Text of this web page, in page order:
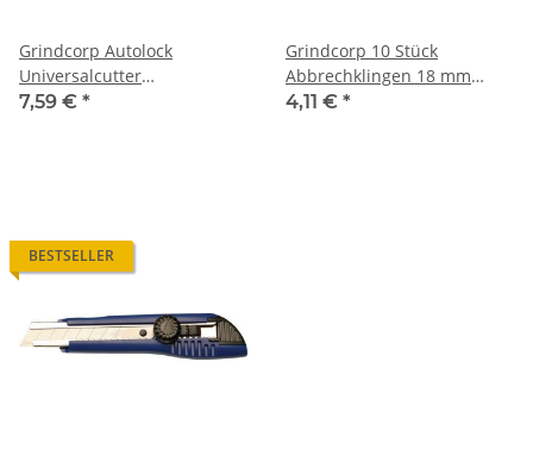
Grindcorp Autolock
Universalcutter
Cuttermesser inkl. 18mm
7,59 € *
Grindcorp 10 Stück
Abbrechklingen 18 mm
gehärtetet SK2
4,11 € *
BESTSELLER